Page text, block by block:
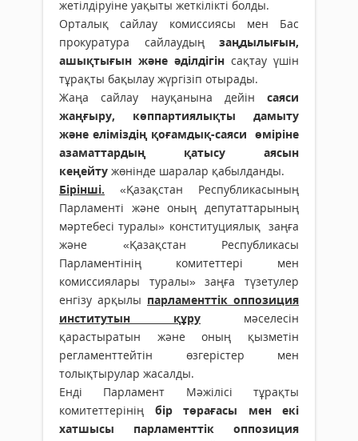
жетілдіруіне уақыты жеткілікті болды.
Орталық сайлау комиссиясы мен Бас
прокуратура сайлаудың заңдылығын,
ашықтығын және әділдігін сақтау үшін
тұрақты бақылау жүргізіп отырады.
Жаңа сайлау науқанына дейін саяси
жаңғыру, көппартиялықты дамыту
және еліміздің қоғамдық-саяси өміріне
азаматтардың қатысу аясын
кеңейту жөнінде шаралар қабылданды.
Бірінші. «Қазақстан Республикасының
Парламенті және оның депутаттарының
мәртебесі туралы» конституциялық заңға
және «Қазақстан Республикасы
Парламентінің комитеттері мен
комиссиялары туралы» заңға түзетулер
енгізу арқылы парламенттік оппозиция
институтын құру мәселесін
қарастыратын және оның қызметін
регламенттейтін өзгерістер мен
толықтырулар жасалды.
Енді Парламент Мәжілісі тұрақты
комитеттерінің бір төрағасы мен екі
хатшысы
парламенттік оппозиция